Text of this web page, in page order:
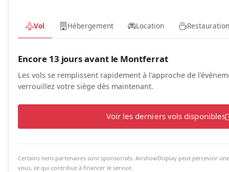
Vol Hébergement Location
Encore 13 jours avant le Montferrat
Les vols se remplissent rapidement à l'approche de
verrouillez votre siège dès maintenant.
Voir les derniers vols disponibles
Certains liens partenaires sont sponsorisés. AirshowDisplay peut percevoir
vous, ce qui contribue à financer le service.